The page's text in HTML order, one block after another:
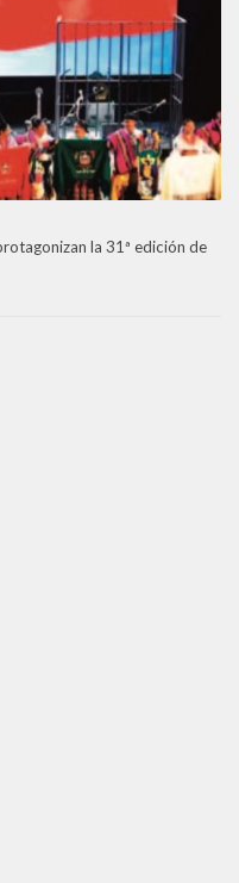
la 31ª edición de